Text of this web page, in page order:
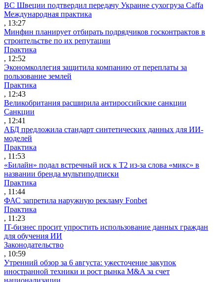
ВС Швеции подтвердил передачу Украине сухогруза Caffa
Международная практика
, 13:27
Минфин планирует отбирать подрядчиков госконтрактов в
строительстве по их репутации
Практика
, 12:52
Экономколлегия защитила компанию от переплаты за
пользование землей
Практика
, 12:43
Великобритания расширила антироссийские санкции
Санкции
, 12:41
АБД предложила стандарт синтетических данных для ИИ-
моделей
Практика
, 11:53
«Билайн» подал встречный иск к Т2 из-за слова «микс» в
названии бренда мультиподписки
Практика
, 11:44
ФАС запретила наружную рекламу Fonbet
Практика
, 11:23
IT-бизнес просит упростить использование данных граждан
для обучения ИИ
Законодательство
, 10:59
Утренний обзор за 6 августа: ужесточение закупок
иностранной техники и рост рынка M&A за счет
национализации